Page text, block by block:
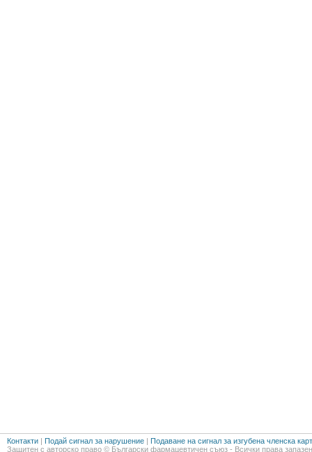
Контакти | Подай сигнал за нарушение | Подаване на сигнал за изгубена членска
Защитен с авторско право © Български фармацевтичен съюз - Всички права